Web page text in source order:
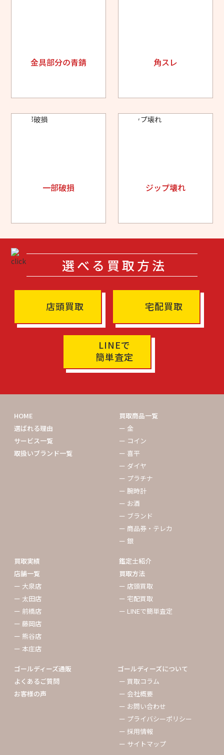
金具部分の青錆 角スレ
一部破損 ジップ壊れ
選べる買取方法
店頭買取 宅配買取
LINEで
簡単査定
HOME
選ばれる理由
サービス一覧
取扱いブランド一覧
買取商品一覧
ー 金
ー コイン
ー 喜平
ー ダイヤ
ー プラチナ
ー 腕時計
ー お酒
ー ブランド
ー 商品券・テレカ
ー 銀
買取実績
店舗一覧
ー 大泉店
ー 太田店
ー 前橋店
ー 藤岡店
ー 熊谷店
ー 本庄店
鑑定士紹介
買取方法
ー 店頭買取
ー 宅配買取
ー LINEで簡単査定
ゴールディーズ通販
よくあるご質問
お客様の声
ゴールディーズについて
ー 買取コラム
ー 会社概要
ー お問い合わせ
ー プライバシーポリシー
ー 採用情報
ー サイトマップ